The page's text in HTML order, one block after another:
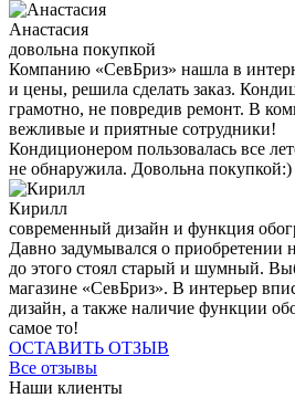
Анастасия
довольна покупкой
Компанию «СевБриз» нашла в
и цены, решила сделать заказ.
грамотно, не повредив ремонт. В
вежливые и приятные сотрудники!
Кондиционером пользовалась все
не обнаружила. Довольна покупкой:)
Кирилл
современный дизайн и функция
Давно задумывался о приобретении
до этого стоял старый и шумный.
магазине «СевБриз». В интерьер
дизайн, а также наличие функции
самое то!
ОСТАВИТЬ ОТЗЫВ
Все отзывы
Наши клиенты